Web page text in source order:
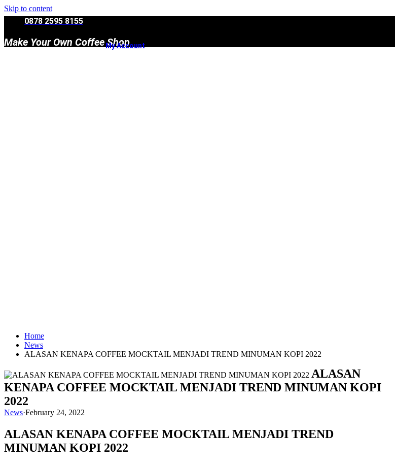
Skip to content
0878 2595 8155
Make Your Own Coffee Shop
My Account
Home
News
ALASAN KENAPA COFFEE MOCKTAIL MENJADI TREND MINUMAN KOPI 2022
ALASAN
KENAPA COFFEE MOCKTAIL MENJADI TREND MINUMAN KOPI
2022
News·February 24, 2022
ALASAN KENAPA COFFEE MOCKTAIL MENJADI TREND
MINUMAN KOPI 2022